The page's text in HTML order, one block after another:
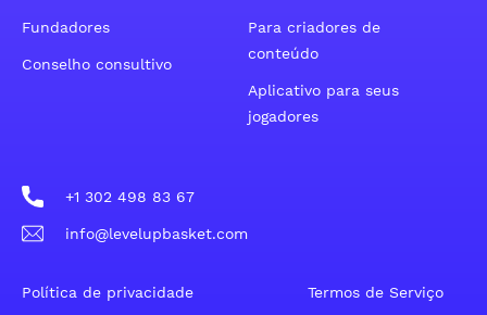
Fundadores
Conselho consultivo
Para criadores de
conteúdo
Aplicativo para seus
jogadores
+1 302 498 83 67
info@levelupbasket.com
Política de privacidade Termos de Serviço